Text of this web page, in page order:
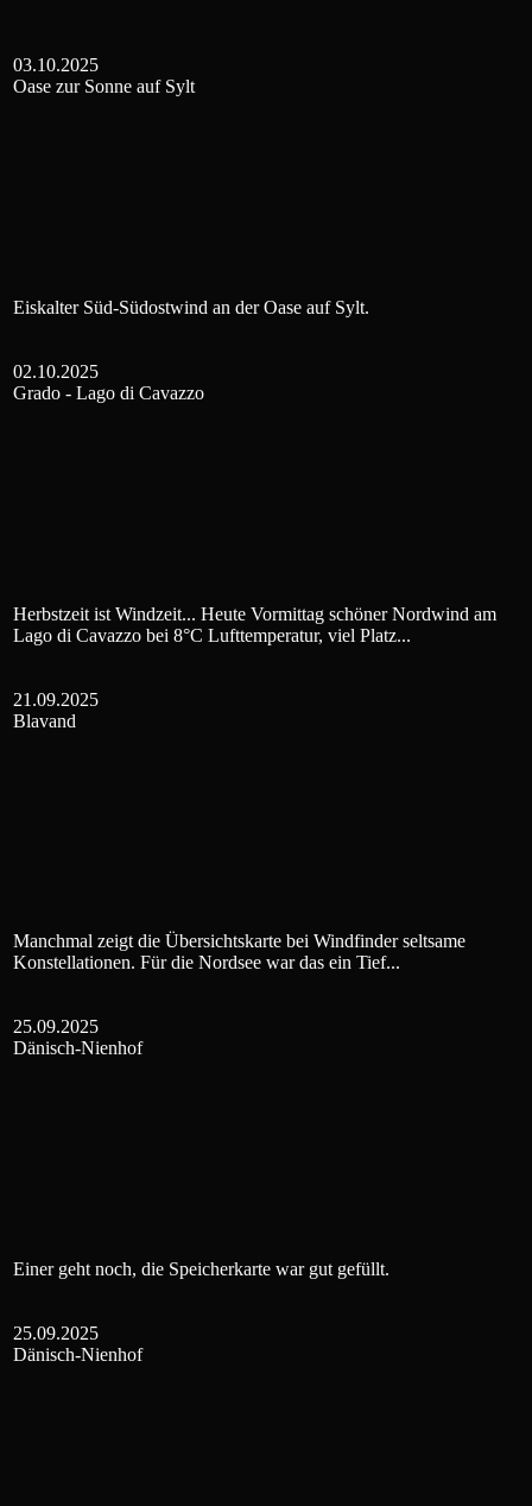
03.10.2025
Oase zur Sonne auf Sylt
Eiskalter Süd-Südostwind an der Oase auf Sylt.
02.10.2025
Grado - Lago di Cavazzo
Herbstzeit ist Windzeit... Heute Vormittag schöner Nordwind am
Lago di Cavazzo bei 8°C Lufttemperatur, viel Platz...
21.09.2025
Blavand
Manchmal zeigt die Übersichtskarte bei Windfinder seltsame
Konstellationen. Für die Nordsee war das ein Tief...
25.09.2025
Dänisch-Nienhof
Einer geht noch, die Speicherkarte war gut gefüllt.
25.09.2025
Dänisch-Nienhof